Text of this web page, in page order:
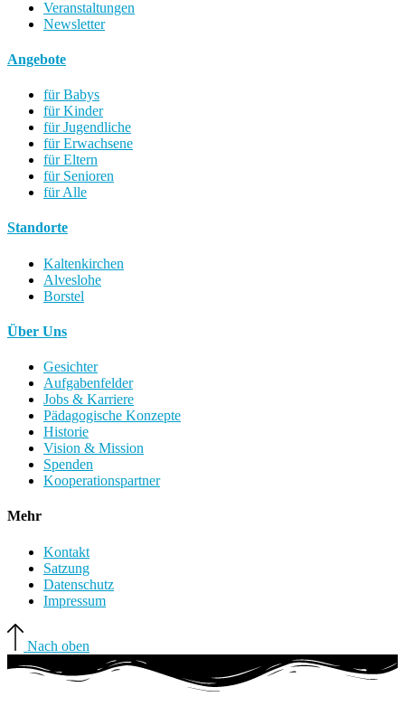
Veranstaltungen
Newsletter
Angebote
für Babys
für Kinder
für Jugendliche
für Erwachsene
für Eltern
für Senioren
für Alle
Standorte
Kaltenkirchen
Alveslohe
Borstel
Über Uns
Gesichter
Aufgabenfelder
Jobs & Karriere
Pädagogische Konzepte
Historie
Vision & Mission
Spenden
Kooperationspartner
Mehr
Kontakt
Satzung
Datenschutz
Impressum
Nach oben